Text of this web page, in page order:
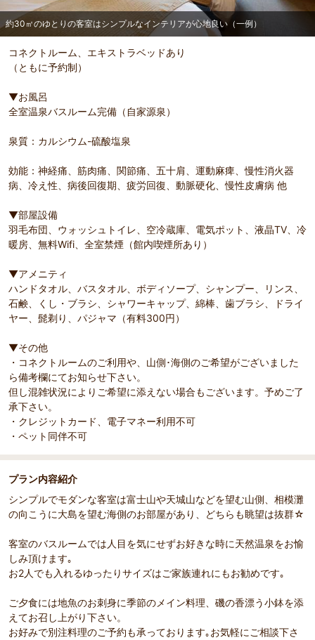
約30㎡のゆとりの客室はシンプルなインテリアが心地良い（一例）
コネクトルーム、エキストラベッドあり
（ともに予約制）
▼お風呂
全室温泉バスルーム完備（自家源泉）
泉質：カルシウム-硫酸塩泉
効能：神経痛、筋肉痛、関節痛、五十肩、運動麻痺、慢性消火器
病、冷え性、病後回復期、疲労回復、動脈硬化、慢性皮膚病 他
▼部屋設備
羽毛布団、ウォッシュトイレ、空冷蔵庫、電気ポット、液晶TV、冷
暖房、無料Wifi、全室禁煙（館内喫煙所あり）
▼アメニティ
ハンドタオル、バスタオル、ボディソープ、シャンプー、リンス、
石鹸、くし・ブラシ、シャワーキャップ、綿棒、歯ブラシ、ドライ
ヤー、髭剃り、パジャマ（有料300円）
▼その他
・コネクトルームのご利用や、山側･海側のご希望がございました
ら備考欄にてお知らせ下さい。
但し混雑状況によりご希望に添えない場合もございます。予めご了
承下さい。
・クレジットカード、電子マネー利用不可
・ペット同伴不可
プラン内容紹介
シンプルでモダンな客室は富士山や天城山などを望む山側、相模灘
の向こうに大島を望む海側のお部屋があり、どちらも眺望は抜群☆
客室のバスルームでは人目を気にせずお好きな時に天然温泉をお愉
しみ頂けます｡
お2人でも入れるゆったりサイズはご家族連れにもお勧めです｡
ご夕食には地魚のお刺身に季節のメイン料理、磯の香漂う小鉢を添
えてお召し上がり下さい。
お好みで別注料理のご予約も承っております｡お気軽にご相談下さ
約30㎡のゆとりの客室はシンプルなインテリアが心地良
い（一例）